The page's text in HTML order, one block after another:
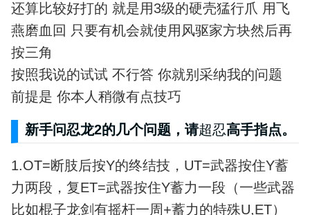
还算比较好打的 就是用3级的硬壳猛行爪 用飞
燕磨血回 只要有机会就使用风驱家方块然后再
按三角
按照我说的试试 不行答 你就别采纳我的问题
前提是 你本人稍微有点技巧
新手问忍龙2的几个问题，请超忍高手指点。
1.OT=断肢后按Y的终结技，UT=武器按住Y蓄
力两段，复ET=武器按住Y蓄力一段（一些武器
比如棍子龙剑有摇杆一周+蓄力的特殊U,ET）